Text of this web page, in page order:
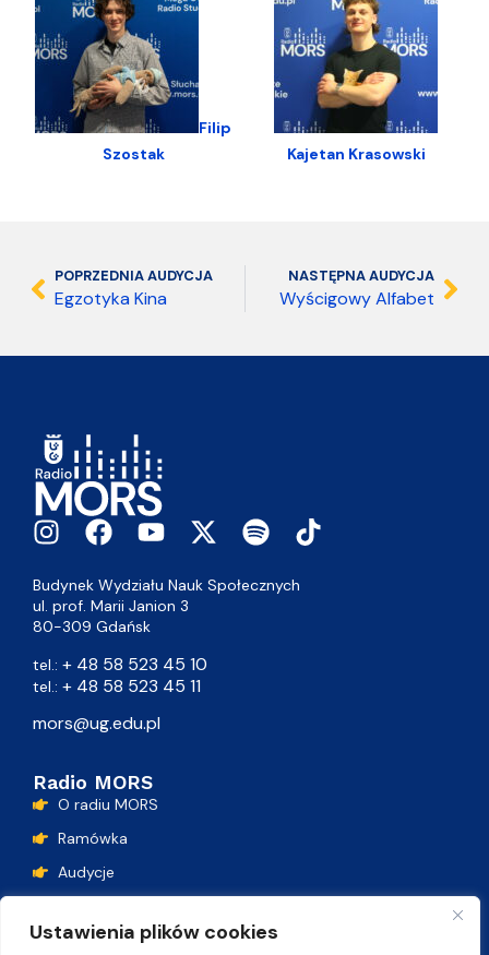
Ustawienia plików cookies
Filip
Szostak
Kajetan Krasowski
POPRZEDNIA AUDYCJA
Egzotyka Kina
NASTĘPNA AUDYCJA
Wyścigowy Alfabet
Budynek Wydziału Nauk Społecznych
ul. prof. Marii Janion 3
80-309 Gdańsk
tel.: + 48 58 523 45 10
tel.: + 48 58 523 45 11
mors@ug.edu.pl
Radio MORS
O radiu MORS
Ramówka
Audycje
Lista przebojów